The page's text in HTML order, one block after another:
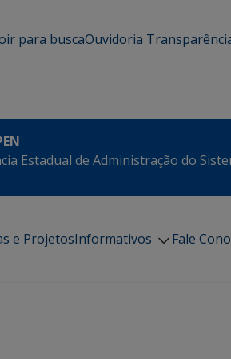
ir para buscaOuvidoria
Estadual de Administração do
e ProjetosInformativos
Fale